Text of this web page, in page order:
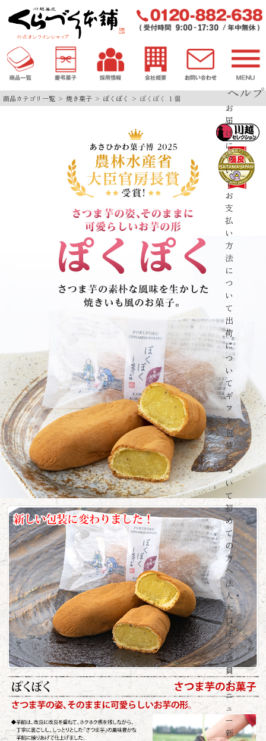
ヘルプ
お
届
け
に
つ
い
て
お
支
払
い
方
法
に
つ
い
て
出
荷
に
つ
い
て
ギ
フ
ト
包
装
に
つ
い
て
初
め
て
の
方
へ
法
人・
大
口
注
文
会
員
メ
ニ
ュ
ー
新
商品カテゴリ一覧 焼き菓子 ぽくぽく ぽくぽく １個